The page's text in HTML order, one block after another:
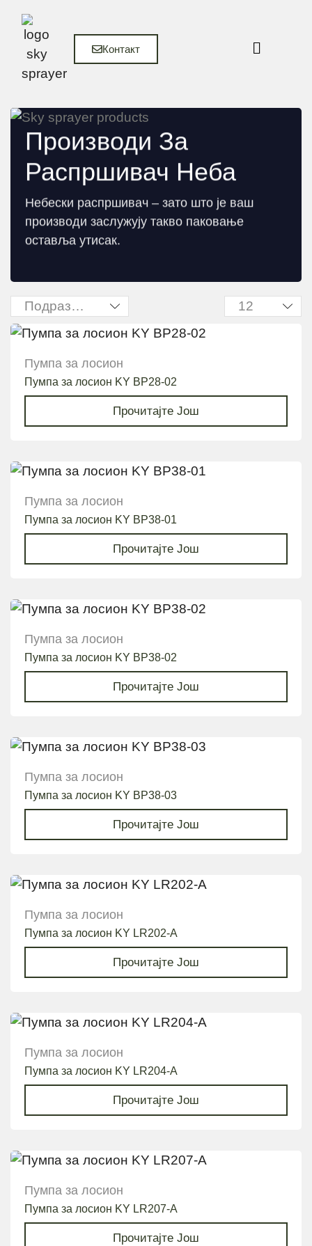
Контакт
Производи За
Распршивач Неба
Небески распршивач – зато што је ваш
производи заслужују такво паковање
оставља утисак.
Пумпа за лосион
Пумпа за лосион KY BP28-02
Прочитајте Још
Пумпа за лосион
Пумпа за лосион KY BP38-01
Прочитајте Још
Пумпа за лосион
Пумпа за лосион KY BP38-02
Прочитајте Још
Пумпа за лосион
Пумпа за лосион KY BP38-03
Прочитајте Још
Пумпа за лосион
Пумпа за лосион KY LR202-A
Прочитајте Још
Пумпа за лосион
Пумпа за лосион KY LR204-A
Прочитајте Још
Пумпа за лосион
Пумпа за лосион KY LR207-A
Прочитајте Још